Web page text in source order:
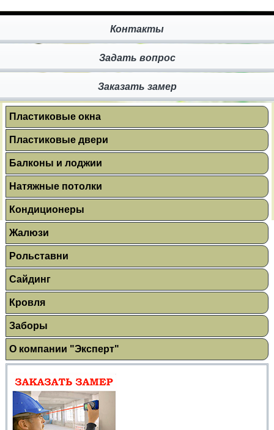
Контакты
Задать вопрос
Заказать замер
Пластиковые окна
Пластиковые двери
Балконы и лоджии
Натяжные потолки
Кондиционеры
Жалюзи
Рольставни
Сайдинг
Кровля
Заборы
О компании "Эксперт"